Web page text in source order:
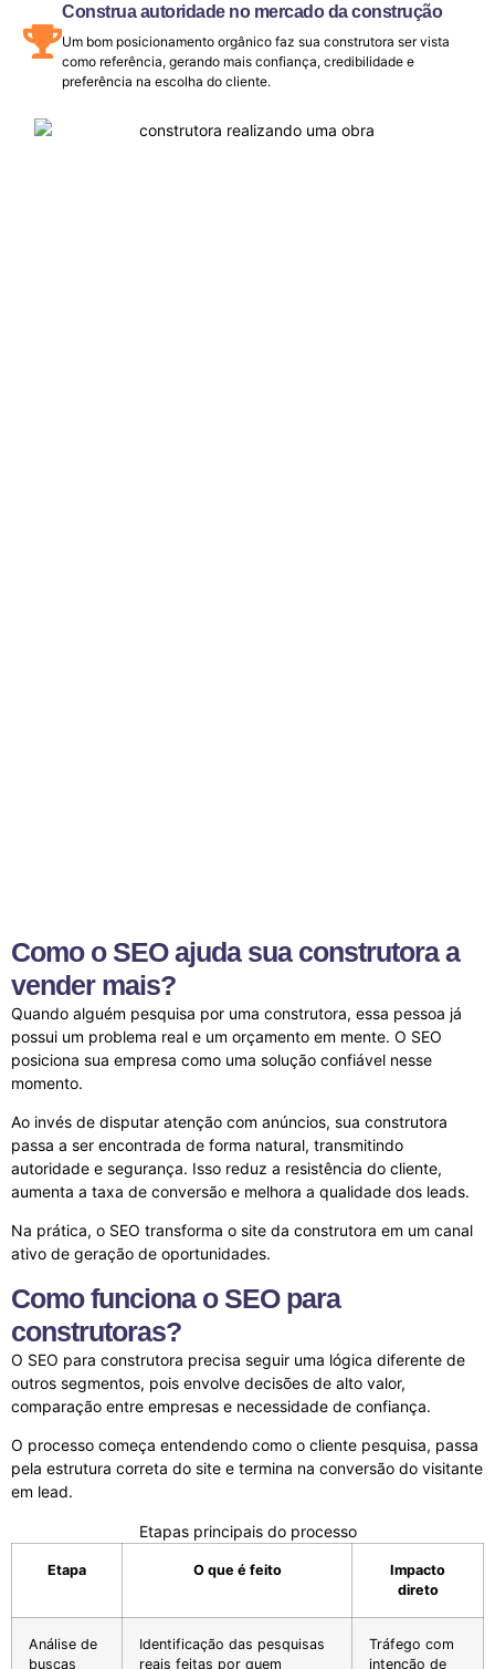
Construa autoridade no mercado da construção
Um bom posicionamento orgânico faz sua construtora ser vista
como referência, gerando mais confiança, credibilidade e
preferência na escolha do cliente.
Como o SEO ajuda sua construtora a
vender mais?
Quando alguém pesquisa por uma construtora, essa pessoa já
possui um problema real e um orçamento em mente. O SEO
posiciona sua empresa como uma solução confiável nesse
momento.
Ao invés de disputar atenção com anúncios, sua construtora
passa a ser encontrada de forma natural, transmitindo
autoridade e segurança. Isso reduz a resistência do cliente,
aumenta a taxa de conversão e melhora a qualidade dos leads.
Na prática, o SEO transforma o site da construtora em um canal
ativo de geração de oportunidades.
Como funciona o SEO para
construtoras?
O SEO para construtora precisa seguir uma lógica diferente de
outros segmentos, pois envolve decisões de alto valor,
comparação entre empresas e necessidade de confiança.
O processo começa entendendo como o cliente pesquisa, passa
pela estrutura correta do site e termina na conversão do visitante
em lead.
Etapas principais do processo
Etapa O que é feito
Impacto
direto
Análise de
buscas
Identificação das pesquisas
reais feitas por quem
Tráfego com
intenção de